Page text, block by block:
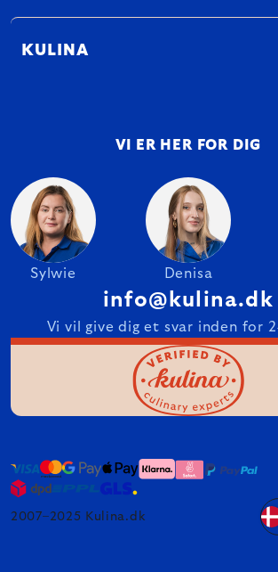
KULINA
VI ER HER FOR DIG
Sylwie Denisa
info@kulina.dk
Vi vil give dig et svar inden for
2007–2025 Kulina.dk